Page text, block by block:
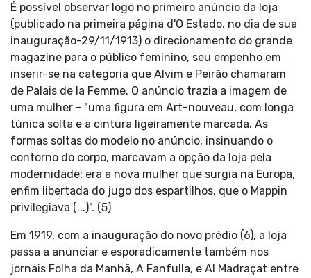
É possível observar logo no primeiro anúncio da loja
(publicado na primeira página d'O Estado, no dia de sua
inauguração-29/11/1913) o direcionamento do grande
magazine para o público feminino, seu empenho em
inserir-se na categoria que Alvim e Peirão chamaram
de Palais de la Femme. O anúncio trazia a imagem de
uma mulher - "uma figura em Art-nouveau, com longa
túnica solta e a cintura ligeiramente marcada. As
formas soltas do modelo no anúncio, insinuando o
contorno do corpo, marcavam a opção da loja pela
modernidade: era a nova mulher que surgia na Europa,
enfim libertada do jugo dos espartilhos, que o Mappin
privilegiava (...)". (5)
Em 1919, com a inauguração do novo prédio (6), a loja
passa a anunciar e esporadicamente também nos
jornais Folha da Manhã, A Fanfulla, e Al Madraçat entre